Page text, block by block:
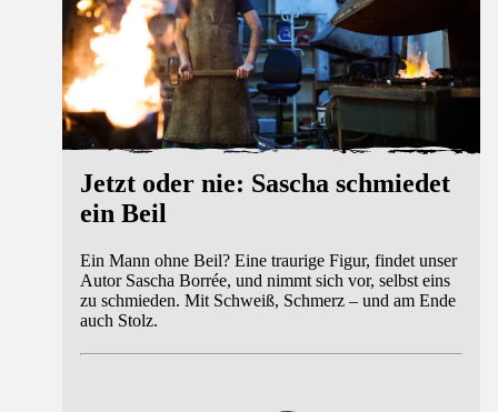
Jetzt oder nie: Sascha schmiedet
ein Beil
Ein Mann ohne Beil? Eine traurige Figur, findet unser
Autor Sascha Borrée, und nimmt sich vor, selbst eins
zu schmieden. Mit Schweiß, Schmerz – und am Ende
auch Stolz.